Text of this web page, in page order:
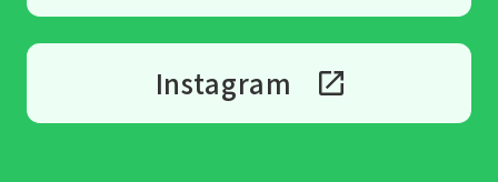
Instagram